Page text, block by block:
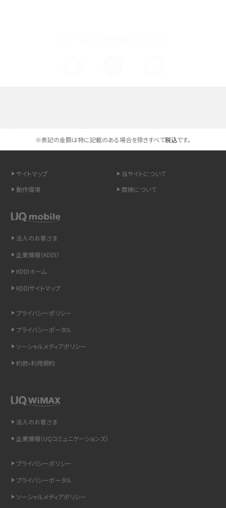
LINEの引き継ぎ方法は？対象データや事前準備・条件・注意点などを解説
LINEの通知がこない時の原因と対処法9選！設定の確認手順も解説
非通知設定とは？184で電話をかける方法やiPhone・Androidの設定を解説
スマホのウィジェットとは？iPhone・Androidの設定方法やおススメを紹介
リプライ機能とは？LINE、X（旧Twitter）、Instagram、TikTokで送る方法を解説
インスタのDMの送り方は？便利機能の使い方や注意点をわかりやすく解説
Bluetooth®とは？Wi-Fiとの違いやスマホ・PCとの接続方法を解説
「iPhoneを探す」の使い方と設定方法を紹介！ブラウザやアプリから探す方法を
紹介
※表記の金額は特に記載のある場合を除きすべて税込です。
サイトマップ
当サイトについて
動作環境
商標について
法人のお客さま
企業情報（KDDI）
KDDIホーム
KDDIサイトマップ
プライバシーポリシー
プライバシーポータル
ソーシャルメディアポリシー
約款•利用規約
法人のお客さま
企業情報（UQコミュニケーションズ）
プライバシーポリシー
プライバシーポータル
ソーシャルメディアポリシー